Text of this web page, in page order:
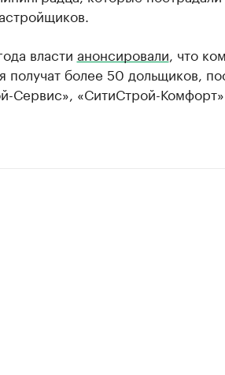
власти анонсировали , что
получат более 50 дольщиков,
Сервис», «СитиСтрой-